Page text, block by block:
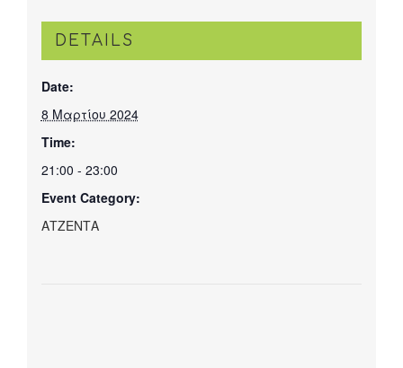
DETAILS
Date:
8 Μαρτίου 2024
Time:
21:00 - 23:00
Event Category:
ΑΤΖΕΝΤΑ